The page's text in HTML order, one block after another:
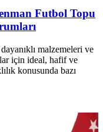
Futbol Topu
malzemeleri ve
için ideal, hafif ve
konusunda bazı